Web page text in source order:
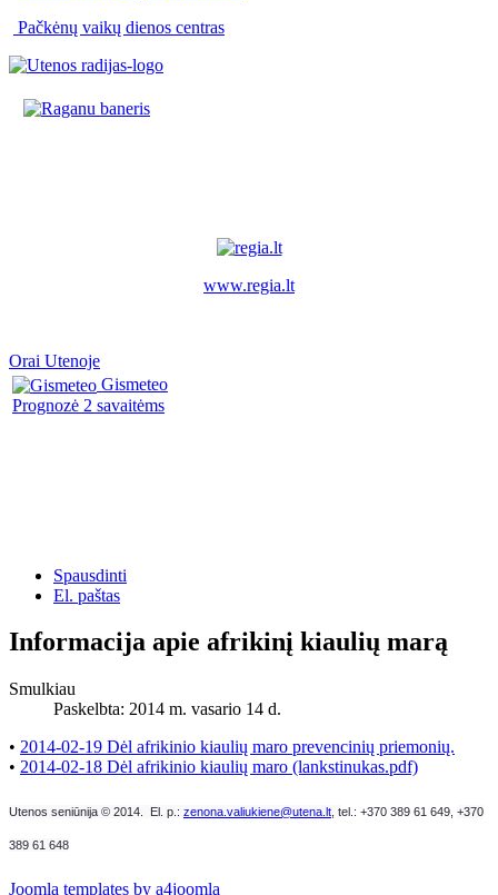
Pačkėnų vaikų dienos centras
www.regia.lt
Orai Utenoje
Gismeteo
Prognozė 2 savaitėms
Spausdinti
El. paštas
Informacija apie afrikinį kiaulių marą
Smulkiau
Paskelbta: 2014 m. vasario 14 d.
• 2014-02-19 Dėl afrikinio kiaulių maro prevencinių priemonių.
• 2014-02-18 Dėl afrikinio kiaulių maro (lankstinukas.pdf)
Utenos seniūnija © 2014. El. p.: zenona.valiukiene@utena.lt , tel.: +370 389 61 649, +370
389 61 648
Joomla templates by a4joomla